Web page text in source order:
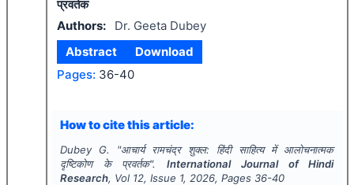
प्रवर्तक
Authors:
Dr. Geeta Dubey
Abstract
Download
Pages: 36-40
How to cite this article:
Dubey G. "आचार्य रामचंद्र शुक्ल: हिंदी साहित्य में आलोचनात्मक
दृष्टिकोण के प्रवर्तक". International Journal of Hindi
Research, Vol 12, Issue 1, 2026, Pages 36-40